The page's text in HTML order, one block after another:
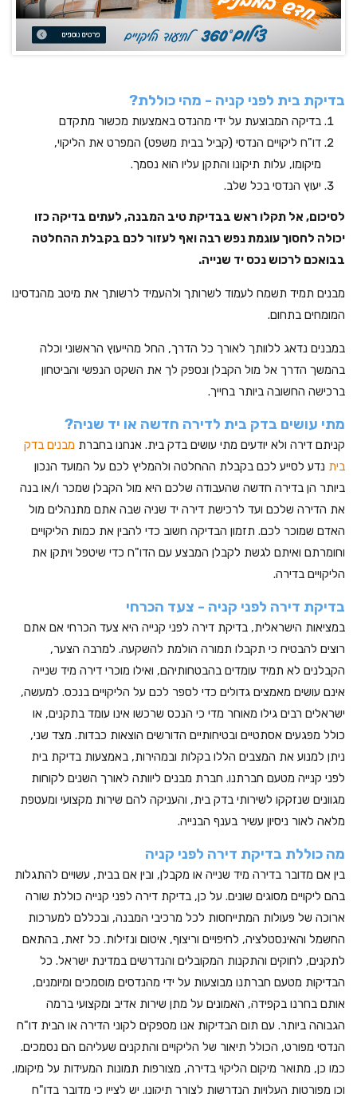
בדיקת בית לפני קניה - מהי כוללת?
בדיקה המבוצעת על ידי מהנדס באמצעות מכשור מתקדם
דו"ח ליקויים הנדסי (קביל בבית משפט) המפרט את הליקוי,
מיקומו, עלות תיקונו והתקן עליו הוא נסמך.
יעוץ הנדסי בכל שלב.
לסיכום, אל תקלו ראש בבדיקת טיב המבנה, לעתים בדיקה כזו
יכולה לחסוך עוגמת נפש רבה ואף לעזור לכם בקבלת ההחלטה
בבואכם לרכוש נכס יד שנייה.
מבנים תמיד תשמח לעמוד לשרותך ולהעמיד לרשותך את מיטב מהנדסינו
המומחים בתחום.
במבנים נדאג ללוותך לאורך כל הדרך, החל מהייעוץ הראשוני וכלה
בהמשך הדרך אל מול הקבלן ונספק לך את השקט הנפשי והביטחון
ברכישה החשובה ביותר בחייך.
מתי עושים בדק בית לדירה חדשה או יד שניה?
קניתם דירה ולא יודעים מתי עושים בדק בית. אנחנו בחברת מבנים בדק
בית נדע לסייע לכם בקבלת ההחלטה ולהמליץ לכם על המועד הנכון
ביותר הן בדירה חדשה שהעבודה שלכם היא מול הקבלן שמכר ו/או בנה
את הדירה שלכם ועד לרכישת דירה יד שניה שבה אתם מתנהלים מול
האדם שמוכר לכם. תזמון הבדיקה חשוב כדי להבין את כמות הליקויים
וחומרתם ואיתם לגשת לקבלן המבצע עם הדו"ח כדי שיטפל ויתקן את
הליקויים בדירה.
בדיקת דירה לפני קניה - צעד הכרחי
במציאות הישראלית, בדיקת דירה לפני קנייה היא צעד הכרחי אם אתם
רוצים להבטיח כי תקבלו תמורה הולמת להשקעה. למרבה הצער,
הקבלנים לא תמיד עומדים בהבטחותיהם, ואילו מוכרי דירה מיד שנייה
אינם עושים מאמצים גדולים כדי לספר לכם על הליקויים בנכס. למעשה,
ישראלים רבים גילו מאוחר מדי כי הנכס שרכשו אינו עומד בתקנים, או
כולל מפגעים אסתטיים ובטיחותיים הדורשים הוצאות כבדות. מצד שני,
ניתן למנוע את המצבים הללו בקלות ובמהירות, באמצעות בדיקת בית
לפני קנייה מטעם חברתנו. חברת מבנים ליוותה לאורך השנים לקוחות
מגוונים שנזקקו לשירותי בדק בית, והעניקה להם שירות מקצועי ומעטפת
מלאה לאור ניסיון עשיר בענף הבנייה.
מה כוללת בדיקת דירה לפני קניה
בין אם מדובר בדירה מיד שנייה או מקבלן, ובין אם בבית, עשויים להתגלות
בהם ליקויים מסוגים שונים. על כן, בדיקת דירה לפני קנייה כוללת שורה
ארוכה של פעולות המתייחסות לכל מרכיבי המבנה, ובכללם למערכות
החשמל והאינסטלציה, לחיפויים וריצוף, איטום ונזילות. כל זאת, בהתאם
לתקנים, לחוקים והתקנות המקובלים והנדרשים במדינת ישראל. כל
הבדיקות מטעם חברתנו מבוצעות על ידי מהנדסים מוסמכים ומיומנים,
אותם בחרנו בקפידה, האמונים על מתן שירות אדיב ומקצועי ברמה
הגבוהה ביותר. עם תום הבדיקות אנו מספקים לקוני הדירה או הבית דו"ח
הנדסי מפורט, הכולל תיאור של הליקויים והתקנים שעליהם הם נסמכים.
כמו כן, מתואר מיקום הליקוי בדירה, מצורפות תמונות המעידות על מיקומו,
וכן מפורטות העלויות הנדרשות לצורך תיקונו. יש לציין כי מדובר בדו"ח